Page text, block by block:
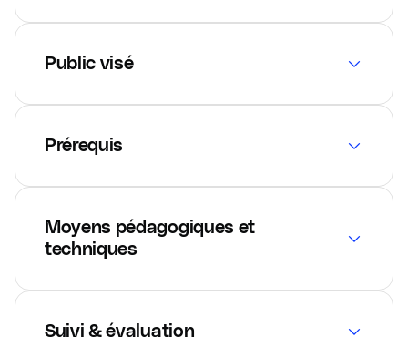
Public visé
Prérequis
Moyens pédagogiques et
techniques
Suivi & évaluation